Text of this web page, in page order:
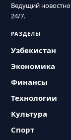
Ведущий
24/7.
РАЗДЕЛЫ
Узбекистан
Экономика
Финансы
Технологии
Культура
Спорт